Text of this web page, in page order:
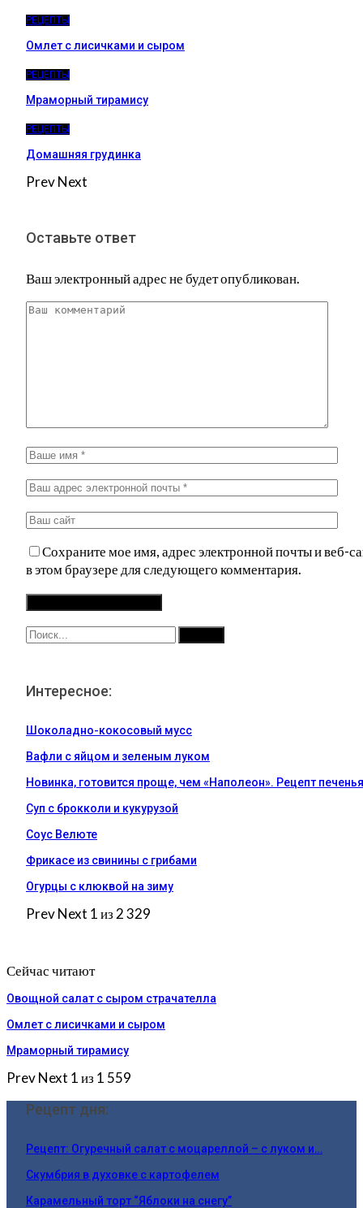
РЕЦЕПТЫ
Омлет с лисичками и сыром
РЕЦЕПТЫ
Мраморный тирамису
РЕЦЕПТЫ
Домашняя грудинка
PrevNext
Оставьте ответ
Ваш электронный адрес не будет опубликован.
Сохраните мое имя, адрес электронной почты и веб-
в этом браузере для следующего комментария.
Интересное:
Шоколадно-кокосовый мусс
Вафли с яйцом и зеленым луком
Новинка, готовится проще, чем «Наполеон». Рецепт
Суп с брокколи и кукурузой
Соус Велюте
Фрикасе из свинины с грибами
Огурцы с клюквой на зиму
PrevNext 1 из 2 329
Сейчас читают
Овощной салат с сыром страчателла
Омлет с лисичками и сыром
Мраморный тирамису
PrevNext 1 из 1 559
Рецепт дня:
Рецепт: Огуречный салат с моцареллой – с луком и…
Скумбрия в духовке с картофелем
Карамельный торт “Яблоки на снегу”